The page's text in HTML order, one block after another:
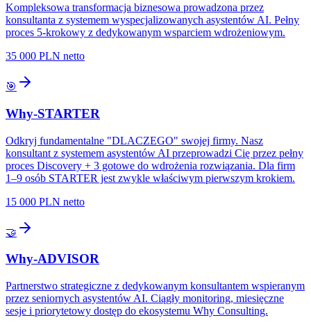
Kompleksowa transformacja biznesowa prowadzona przez
konsultanta z systemem wyspecjalizowanych asystentów AI. Pełny
proces 5-krokowy z dedykowanym wsparciem wdrożeniowym.
35 000 PLN netto
🎯
Why-STARTER
Odkryj fundamentalne "DLACZEGO" swojej firmy. Nasz
konsultant z systemem asystentów AI przeprowadzi Cię przez pełny
proces Discovery + 3 gotowe do wdrożenia rozwiązania. Dla firm
1–9 osób STARTER jest zwykle właściwym pierwszym krokiem.
15 000 PLN netto
🤝
Why-ADVISOR
Partnerstwo strategiczne z dedykowanym konsultantem wspieranym
przez seniornych asystentów AI. Ciągły monitoring, miesięczne
sesje i priorytetowy dostęp do ekosystemu Why Consulting.